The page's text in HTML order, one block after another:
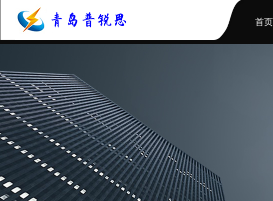
首页